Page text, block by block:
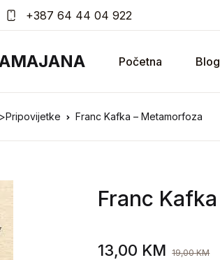
+387 64 44 04 922
Početna Blog
Franc Kafka – Metamorfoza
Franc Kafka
13,00 KM 19,00KM